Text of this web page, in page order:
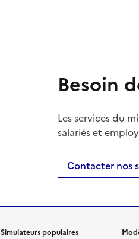
Besoin
Les services du
salariés et
Contacter nos
Simulateurs populaires